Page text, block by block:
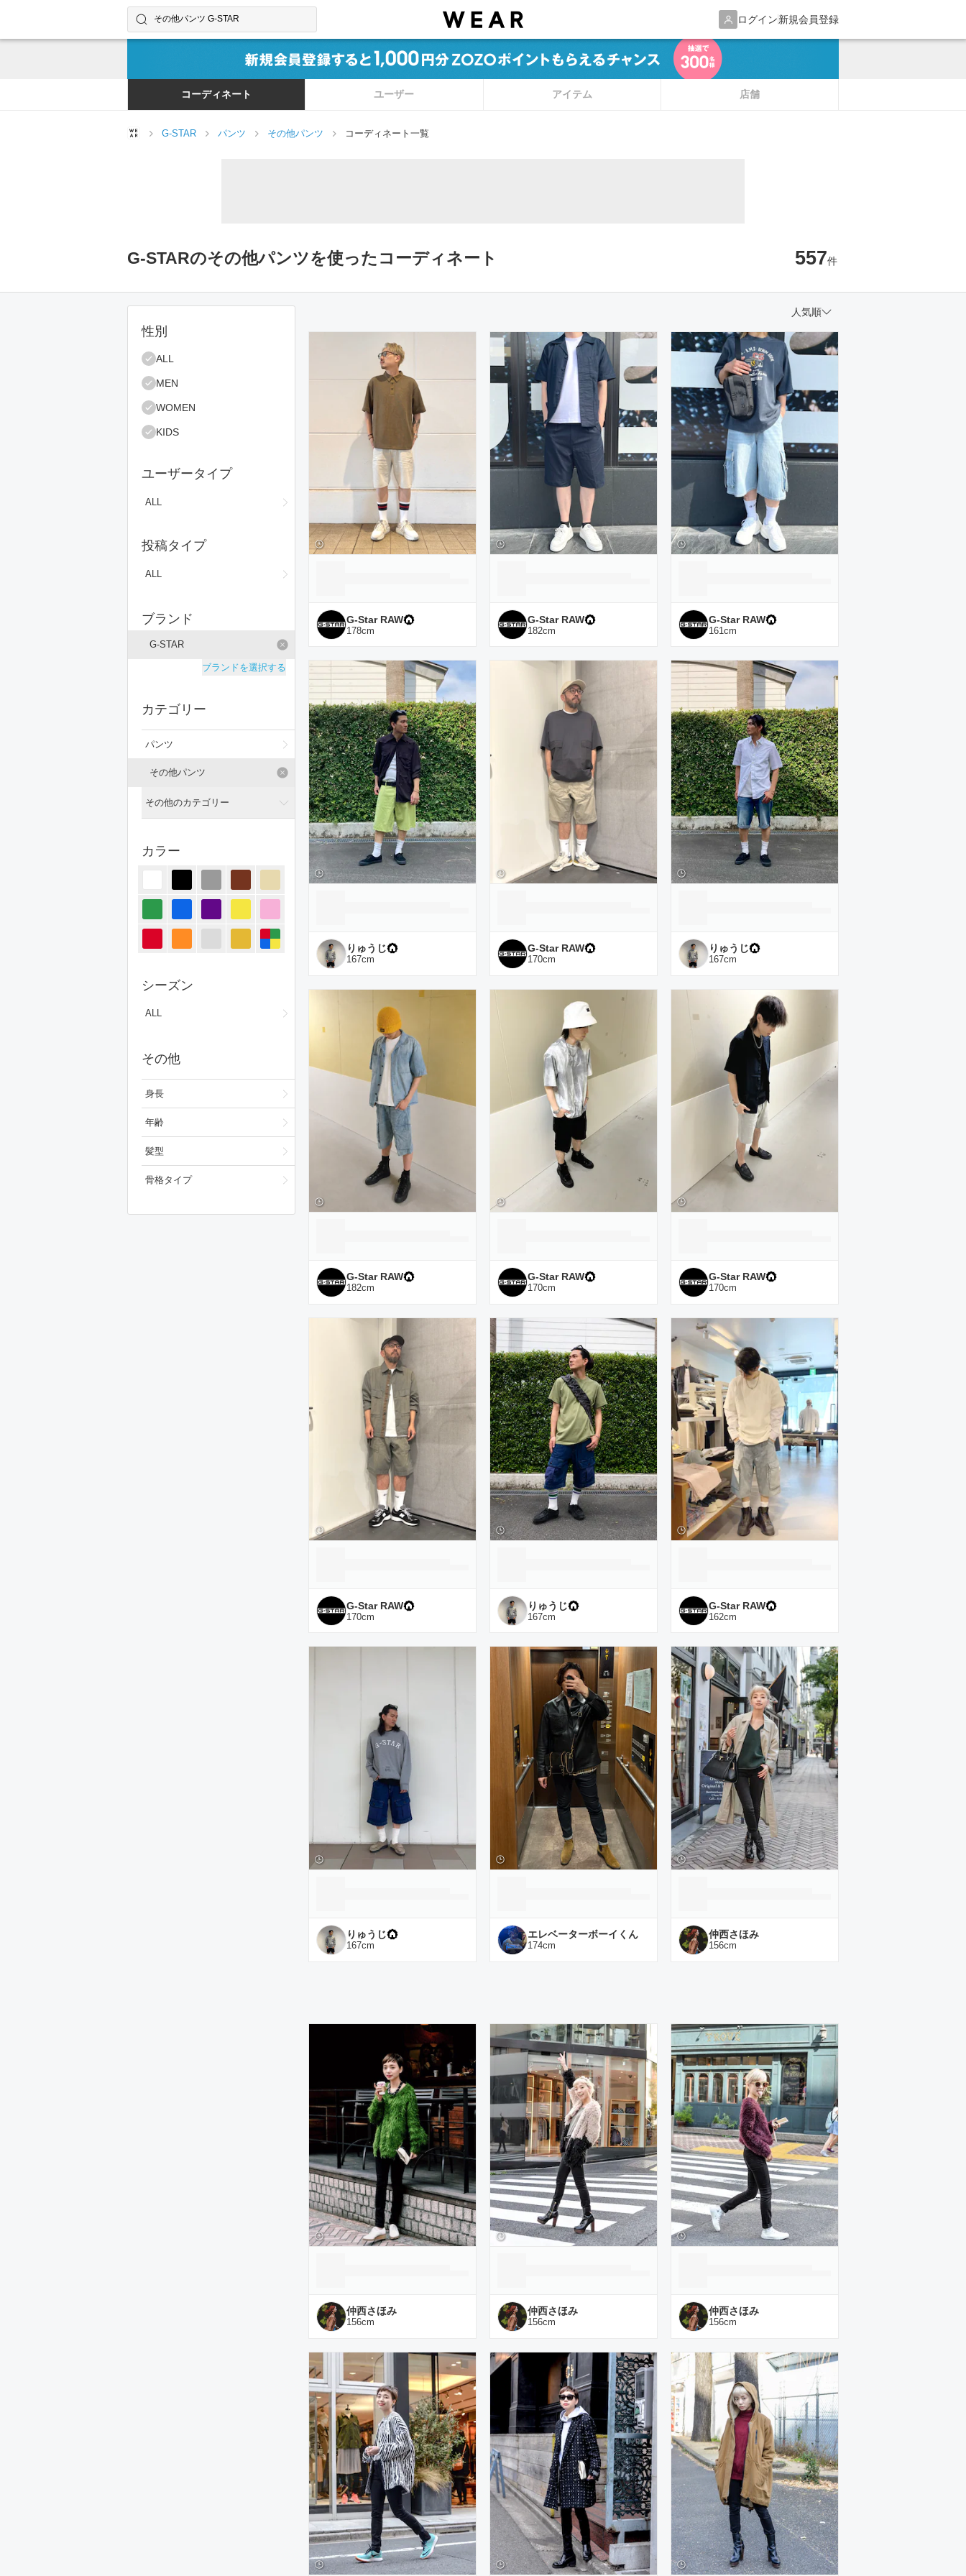
ログイン新規会員登録
コーディネートやユーザーを探す
検索する
コーディネート ユーザー アイテム 店舗
G-STAR パンツ その他パンツ コーディネート一覧
G-STARのその他パンツを使ったコーディネート 557件
絞り込み条件
性別
ALL
MEN
WOMEN
KIDS
ユーザータイプ
ALL
投稿タイプ
ALL
ブランド
G-STAR
ブランドを選択する
カテゴリー
パンツ
その他パンツ
その他のカテゴリー
ジャケット/アウター
オールインワン・サロペット
スカート
シューズ
メイクアップ
カラー
シーズン
ALL
その他
身長
年齢
髪型
骨格タイプ
人気順
G-Star RAW
178cm
G-Star RAW
182cm
G-Star RAW
161 cm
りゅうじ
167cm
G-Star RAW
170cm
りゅうじ
167cm
G-Star RAW
182cm
G-Star RAW
170cm
G-Star RAW
170cm
G-Star RAW
170cm
りゅうじ
167cm
G-Star RAW
162cm
りゅうじ
167cm
エレベーターボーイくん
174cm
仲西さほみ
156cm
仲西さほみ
156cm
仲西さほみ
156cm
仲西さほみ
156cm